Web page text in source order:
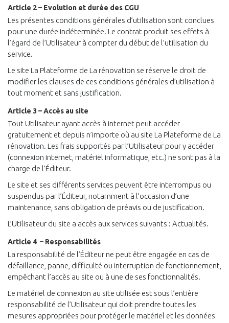
Article 2 – Evolution et durée des CGU
Les présentes conditions générales d’utilisation sont conclues
pour une durée indéterminée. Le contrat produit ses effets à
l’égard de l’Utilisateur à compter du début de l’utilisation du
service.
Le site La Plateforme de La rénovation se réserve le droit de
modifier les clauses de ces conditions générales d’utilisation à
tout moment et sans justification.
Article 3 – Accès au site
Tout Utilisateur ayant accès à internet peut accéder
gratuitement et depuis n’importe où au site La Plateforme de La
rénovation. Les frais supportés par l’Utilisateur pour y accéder
(connexion internet, matériel informatique, etc.) ne sont pas à la
charge de l’Éditeur.
Le site et ses différents services peuvent être interrompus ou
suspendus par l’Éditeur, notamment à l’occasion d’une
maintenance, sans obligation de préavis ou de justification.
L’Utilisateur du site a accès aux services suivants : Actualités.
Article 4 – Responsabilités
La responsabilité de l’Éditeur ne peut être engagée en cas de
défaillance, panne, difficulté ou interruption de fonctionnement,
empêchant l’accès au site ou à une de ses fonctionnalités.
Le matériel de connexion au site utilisée est sous l’entière
responsabilité de l’Utilisateur qui doit prendre toutes les
mesures appropriées pour protéger le matériel et les données